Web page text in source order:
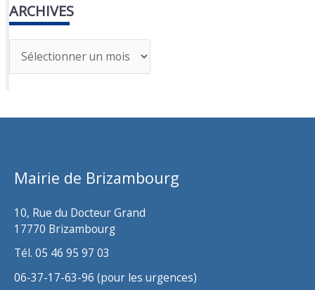
ARCHIVES
r
h
Mairie de Brizambourg
10, Rue du Docteur Grand
17770 Brizambourg
Tél. 05 46 95 97 03
06-37-17-63-96 (pour les urgences)